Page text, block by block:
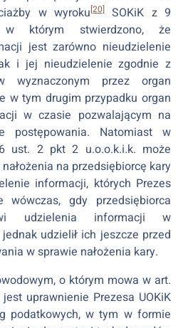
w wyroku[20] SOKiK z 9
którym stwierdzono, że
jest zarówno nieudzielenie
i jej nieudzielenie zgodnie z
wyznaczonym przez organ
w tym drugim przypadku organ
w czasie pozwalającym na
postępowania. Natomiast w
ust. 2 pkt 2 u.o.o.k.i.k. może
na przedsiębiorcę kary
informacji, których Prezes
wówczas, gdy przedsiębiorca
udzielenia informacji w
udzielił ich jeszcze przed
w sprawie nałożenia kary.
o którym mowa w art.
uprawnienie Prezesa UOKiK
podatkowych, w tym w formie